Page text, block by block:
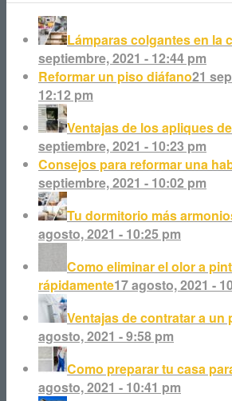
Lámparas colgantes en la
septiembre, 2021 - 12:44 pm
Reformar un piso diáfano21
12:12 pm
Ventajas de los apliques
septiembre, 2021 - 10:23 pm
Consejos para reformar una
septiembre, 2021 - 10:02 pm
Tu dormitorio más
agosto, 2021 - 10:25 pm
Como eliminar el olor a
rápidamente17 agosto, 2021 -
Ventajas de contratar a
agosto, 2021 - 9:58 pm
Como preparar tu casa
agosto, 2021 - 10:41 pm